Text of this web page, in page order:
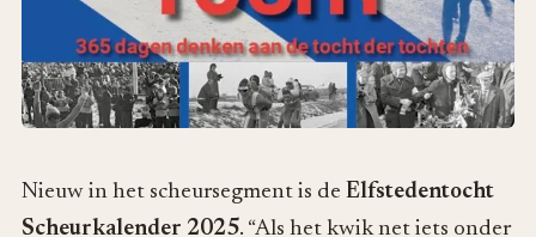
Nieuw in het scheursegment is de Elfstedentocht
Scheurkalender 2025. “Als het kwik net iets onder